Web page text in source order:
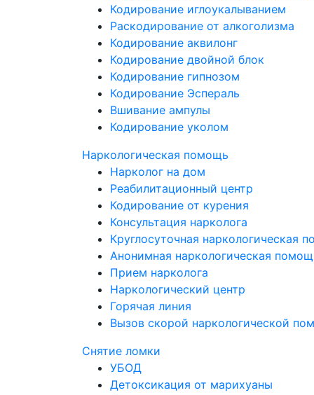
Кодирование иглоукалыванием
Раскодирование от алкоголизма
Кодирование аквилонг
Кодирование двойной блок
Кодирование гипнозом
Кодирование Эспераль
Вшивание ампулы
Кодирование уколом
Наркологическая помощь
Нарколог на дом
Реабилитационный центр
Кодирование от курения
Консультация нарколога
Круглосуточная наркологическая
Анонимная наркологическая
Прием нарколога
Наркологический центр
Горячая линия
Вызов скорой наркологической
Снятие ломки
УБОД
Детоксикация от марихуаны